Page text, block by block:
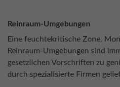
Reinraum-Umgebungen
Eine feuchtekritische Zone.
Reinraum-Umgebungen sind
gesetzlichen Vorschriften zu
durch spezialisierte Firmen